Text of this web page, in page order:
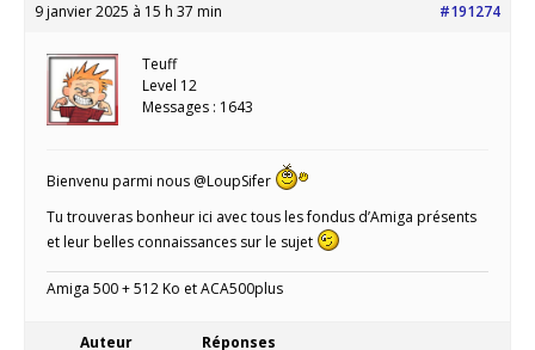
9 janvier 2025 à 15 h 37 min #191274
Teuff
Level 12
Messages : 1643
Bienvenu parmi nous @LoupSifer
Tu trouveras bonheur ici avec tous les fondus d’Amiga présents
et leur belles connaissances sur le sujet
Amiga 500 + 512 Ko et ACA500plus
Auteur Réponses